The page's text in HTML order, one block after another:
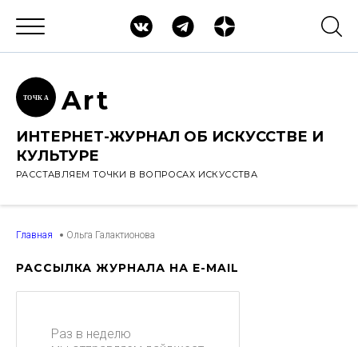
ТОЧК А Art
ИНТЕРНЕТ-ЖУРНАЛ ОБ ИСКУССТВЕ И
КУЛЬТУРЕ
РАССТАВЛЯЕМ ТОЧКИ В ВОПРОСАХ ИСКУССТВА
Главная Ольга Галактионова
РАССЫЛКА ЖУРНАЛА НА E-MAIL
Раз в неделю